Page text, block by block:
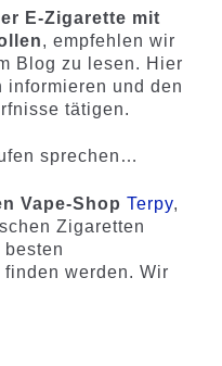
E-Zigarette mit
, empfehlen wir
Blog zu lesen. Hier
informieren und den
tätigen.
sprechen…
Vape-Shop Terpy,
Zigaretten
werden. Wir